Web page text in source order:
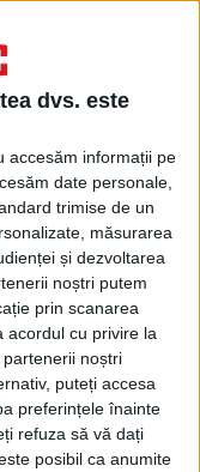
dvs. este
accesăm informații pe
date personale,
trimise de un
măsurarea
și dezvoltarea
noștri putem
prin scanarea
acordul cu privire la
noștri
puteți accesa
preferințele înainte
refuza să vă dați
posibil ca anumite
NU AU
lor
și nici nu au
și-au plasat
cele mai
măsură
lui Stoker,
sa din